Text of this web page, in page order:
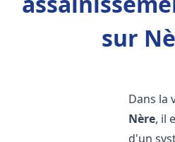
sur
Dans la
Nère, il
d'un